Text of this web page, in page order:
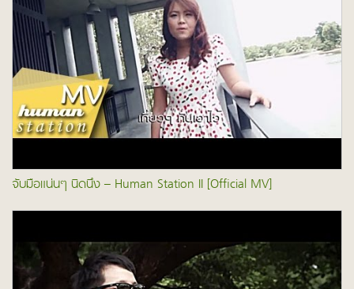
จับมือแน่นๆ นิดนึง – Human Station II [Official MV]